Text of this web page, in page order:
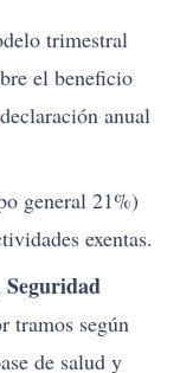
trimestral
el beneficio
anual
general 21%)
exentas.
tramos según
de salud y